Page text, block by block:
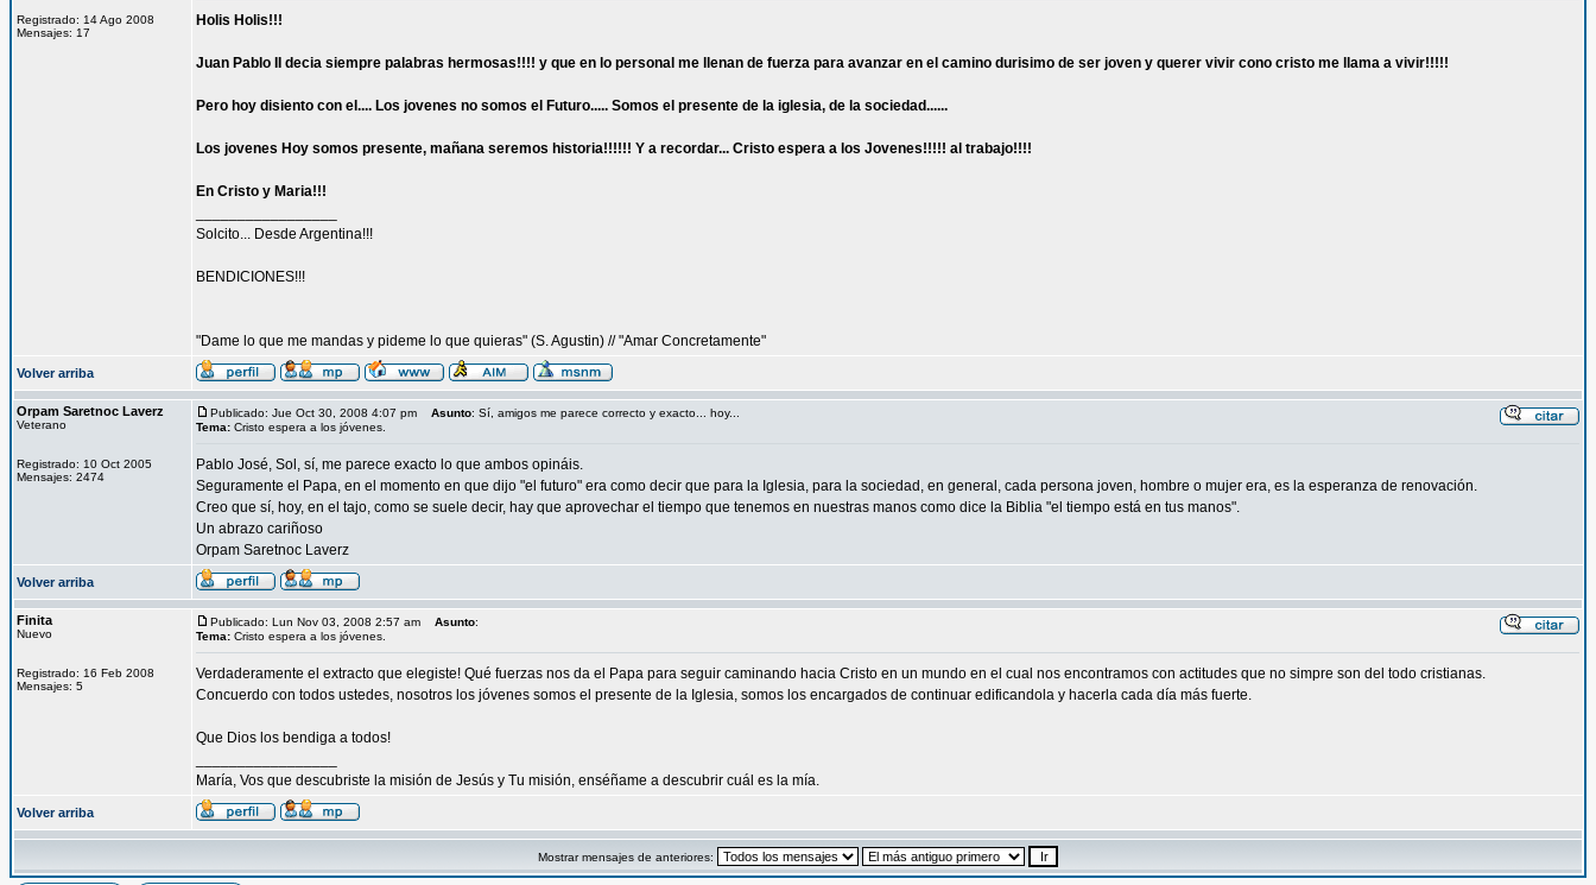
Registrado: 14 Ago 2008
Mensajes: 17
Holis Holis!!!
Juan Pablo II decia siempre palabras hermosas!!!! y que en lo personal me llenan de fuerza para avanzar en el camino durisimo de ser joven y querer vivir cono cristo me llama a vivir!!!!!
Pero hoy disiento con el.... Los jovenes no somos el Futuro..... Somos el presente de la iglesia, de la sociedad......
Los jovenes Hoy somos presente, mañana seremos historia!!!!!! Y a recordar... Cristo espera a los Jovenes!!!!! al trabajo!!!!
En Cristo y Maria!!!
Solcito... Desde Argentina!!!
BENDICIONES!!!
"Dame lo que me mandas y pideme lo que quieras" (S. Agustin) // "Amar Concretamente"
Volver arriba
Orpam Saretnoc Laverz
Veterano
Registrado: 10 Oct 2005
Mensajes: 2474
Publicado: Jue Oct 30, 2008 4:07 pm Asunto: Sí, amigos me parece correcto y exacto... hoy...
Tema: Cristo espera a los jóvenes.
Pablo José, Sol, sí, me parece exacto lo que ambos opináis.
Seguramente el Papa, en el momento en que dijo "el futuro" era como decir que para la Iglesia, para la sociedad, en general, cada persona joven, hombre o mujer era, es la esperanza de renovación.
Creo que sí, hoy, en el tajo, como se suele decir, hay que aprovechar el tiempo que tenemos en nuestras manos como dice la Biblia "el tiempo está en tus manos".
Un abrazo cariñoso
Orpam Saretnoc Laverz
Volver arriba
Finita
Nuevo
Registrado: 16 Feb 2008
Mensajes: 5
Publicado: Lun Nov 03, 2008 2:57 am Asunto:
Tema: Cristo espera a los jóvenes.
Verdaderamente el extracto que elegiste! Qué fuerzas nos da el Papa para seguir caminando hacia Cristo en un mundo en el cual nos encontramos con actitudes que no simpre son del todo cristianas.
Concuerdo con todos ustedes, nosotros los jóvenes somos el presente de la Iglesia, somos los encargados de continuar edificandola y hacerla cada día más fuerte.
Que Dios los bendiga a todos!
María, Vos que descubriste la misión de Jesús y Tu misión, enséñame a descubrir cuál es la mía.
Volver arriba
Mostrar mensajes de anteriores: